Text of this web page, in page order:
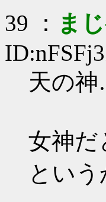
39 ： まじ
天の神
女神だ
とい